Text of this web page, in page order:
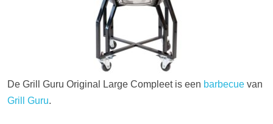
De Grill Guru Original Large Compleet is een barbecue van
Grill Guru.